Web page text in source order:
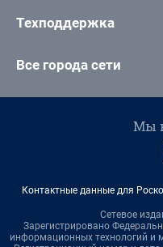
Техподдержка
Все города сети
Мы
Контактные данные для
Сетевое
Зарегистрировано
информационных технологий и